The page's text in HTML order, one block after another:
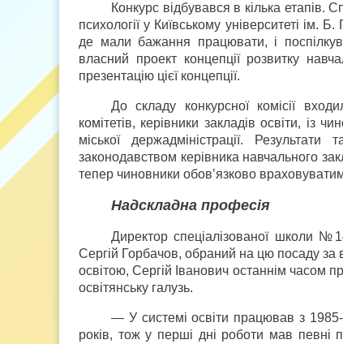
Конкурс відбувався в кілька етапів.
психології у Київському університеті ім.
де мали бажання працювати, і
власний проект концепції розвитку
презентацію цієї концепції.
До складу конкурсної комісії
комітетів, керівники закладів освіти, із
міської держадміністрації.
законодавством керівника навчального
тепер чиновники обов’язково
Надскладна професія
Директор спеціалізованої школи
Сергій Горбачов, обраний на цю посаду за
освітою, Сергій Іванович останнім часом
освітянську галузь.
— У системі освіти працював з
років, тож у перші дні роботи мав певні